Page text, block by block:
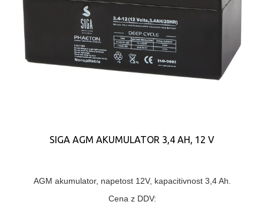
SIGA AGM AKUMULATOR 3,4 AH, 12 V
AGM akumulator, napetost 12V, kapacitivnost 3,4 Ah.
Cena z DDV: